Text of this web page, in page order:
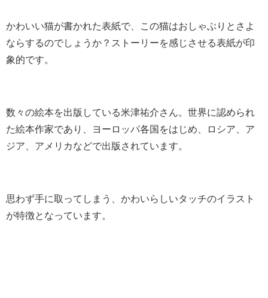
かわいい猫が書かれた表紙で、この猫はおしゃぶりとさよ
ならするのでしょうか？ストーリーを感じさせる表紙が印
象的です。
数々の絵本を出版している米津祐介さん。世界に認められ
た絵本作家であり、ヨーロッパ各国をはじめ、ロシア、ア
ジア、アメリカなどで出版されています。
思わず手に取ってしまう、かわいらしいタッチのイラスト
が特徴となっています。